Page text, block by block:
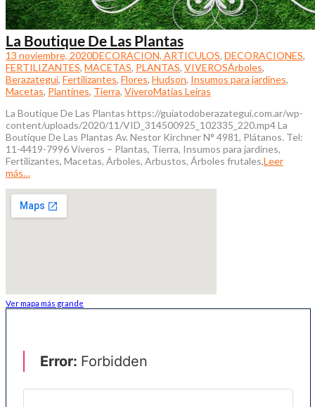
La Boutique De Las Plantas
13 noviembre, 2020DECORACION, ARTICULOS, DECORACIONES,
FERTILIZANTES, MACETAS, PLANTAS, VIVEROSÁrboles,
Berazategui, Fertilizantes, Flores, Hudson, Insumos para jardines,
Macetas, Plantines, Tierra, ViveroMatías Leiras
La Boutique De Las Plantas https://guiatodoberazategui.com.ar/wp-
content/uploads/2020/11/VID_314500925_102335_220.mp4 La
Boutique De Las Plantas Av. Nestor Kirchner N° 4981, Plátanos. Tel:
11-4419-7996 Viveros – Plantas, Tierra, Insumos para jardines,
Fertilizantes, Macetas, Árboles, Arbustos, Árboles frutales,Leer
más…
Ver mapa más grande